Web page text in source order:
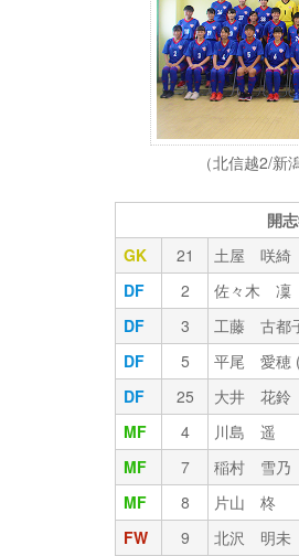
（北信越2/
開
GK
21 土屋 咲綺
DF
2 佐々木 凜
DF
3 工藤 古都
DF
5 平尾 愛穂
DF
25 大井 花鈴
MF
4 川島 遥
MF
7 稲村 雪乃
MF
8 片山 柊
FW
9 北沢 明未